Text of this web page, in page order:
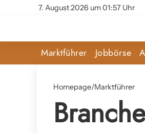
7. August 2026 um 01:57 Uhr
Marktführer Jobbörse
Homepage/Marktführer